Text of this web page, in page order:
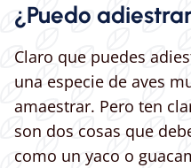
¿Puedo
Claro que puedes
una especie de aves
amaestrar. Pero ten
son dos cosas que
como un yaco o